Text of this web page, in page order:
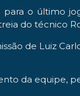
o último
do técnico
de Luiz
da equipe,